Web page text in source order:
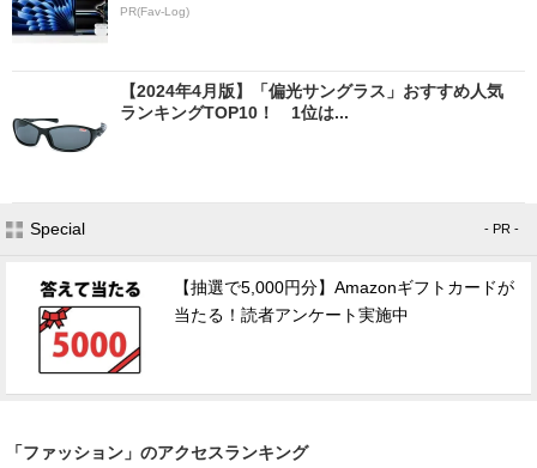
PR(Fav-Log)
【2024年4月版】「偏光サングラス」おすすめ人気
ランキングTOP10！ 1位は...
Special - PR -
【抽選で5,000円分】Amazonギフトカードが
当たる！読者アンケート実施中
「ファッション」のアクセスランキング